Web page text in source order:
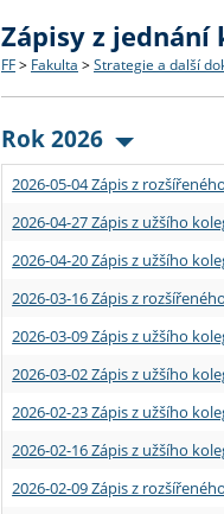
Struktura a historie
Strategie a další
Podpora a benefity pro
Absolventi fakulty
Co studovat a jak se
Učitelské studijní
Informace k průběhu
Bakalářské a magisterské
Doktorské studium
Rigorózní řízení
O vědě a výzkumu na FF
Akademické kvalifikace
Granty a projekty
Aktuální nabídky a
Vyjíždějící studenti
Přijíždějící studenti
Vyjíždějící zaměstnanci
Zápisy z jednání
FF > Fakulta > Strategie a další
Rok 2026
2026-05-04 Zápis z
2026-04-27 Zápis z užšího
2026-04-20 Zápis z užšího
2026-03-16 Zápis z
2026-03-09 Zápis z užšího
2026-03-02 Zápis z užšího
2026-02-23 Zápis z užšího
2026-02-16 Zápis z užšího
2026-02-09 Zápis z